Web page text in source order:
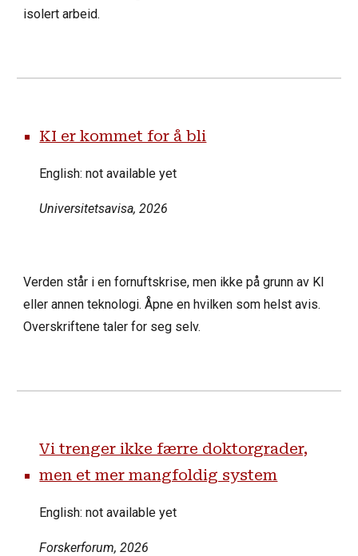
isolert arbeid.
KI er kommet for å bli
English: not available yet
Universitetsavisa, 2026
Verden står i en fornuftskrise, men ikke på grunn av KI
eller annen teknologi. Åpne en hvilken som helst avis.
Overskriftene taler for seg selv.
Vi trenger ikke færre doktorgrader,
men et mer mangfoldig system
English: not available yet
Forskerforum, 2026